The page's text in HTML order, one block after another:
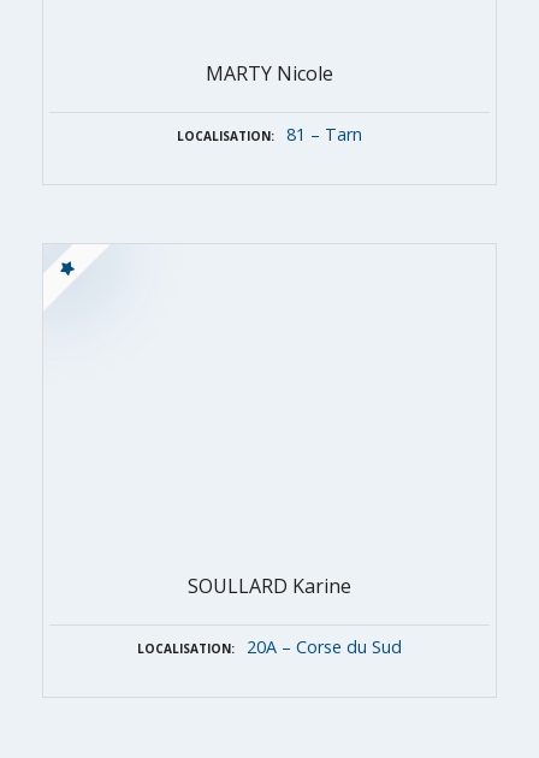
MARTY Nicole
LOCALISATION 81 – Tarn
SOULLARD Karine
LOCALISATION 20A – Corse du Sud